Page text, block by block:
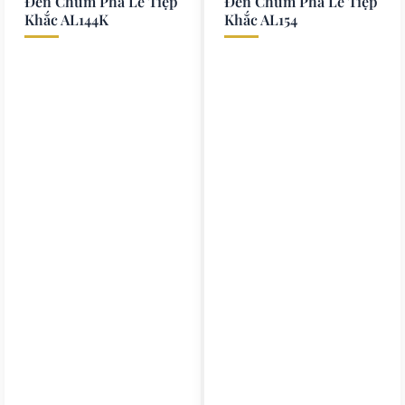
Khắc AL144K
Khắc AL154